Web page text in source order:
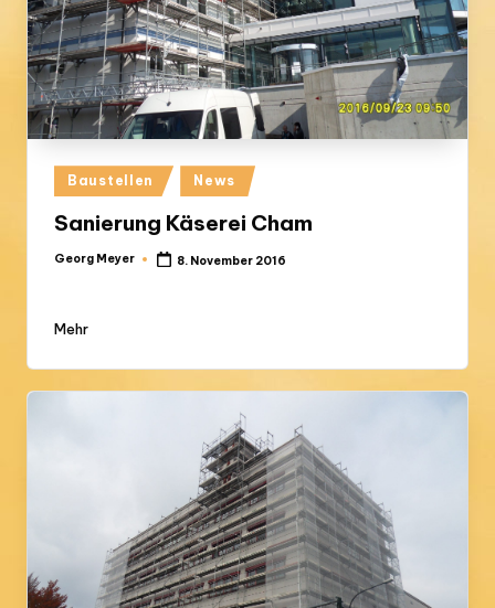
Posted
in
Baustellen News
Sanierung Käserei Cham
Posted
Georg Meyer 8. November 2016
Mehr